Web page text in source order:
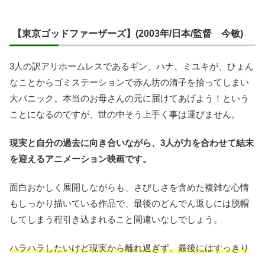
【東京ゴッドファーザーズ】(2003年/日本/監督 今敏)
3人の訳アリホームレスであるギン、ハナ、ミユキが、ひょん
なことからゴミステーションで赤ん坊の清子を拾ってしまい
大パニック。本当のお母さんの元に届けてあげよう！という
ことになるのですが、世の中そう上手く事は運びません。
現実と自分の過去に向き合いながら、3人が力を合わせて結末
を迎えるアニメーション映画です。
面白おかしく展開しながらも、さびしさを含めた複雑な心情
もしっかり描いている作品で、最後のどんでん返しには脱帽
してしまう程引き込まれること間違いなしでしょう。
ハラハラしたいけど現実から離れ過ぎず、最後にはすっきり